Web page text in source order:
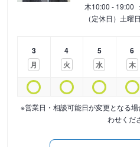
木10:00 - 19:00
（定休日）土曜
3
月
4
火
5
水
6
木
※営業日・相談可能日が変更となる
わせくだ